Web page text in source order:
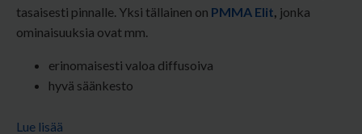
tasaisesti pinnalle. Yksi tällainen on PMMA Elit, jonka
ominaisuuksia ovat mm.
erinomaisesti valoa diffusoiva
hyvä säänkesto
Lue lisää